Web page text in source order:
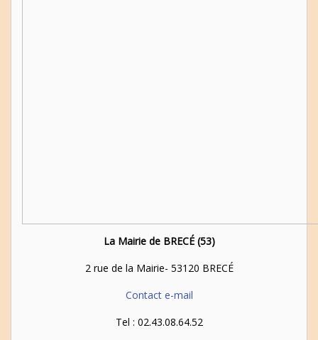
La Mairie de BRECÉ (53)
2 rue de la Mairie- 53120 BRECÉ
Contact e-mail
Tel : 02.43.08.64.52